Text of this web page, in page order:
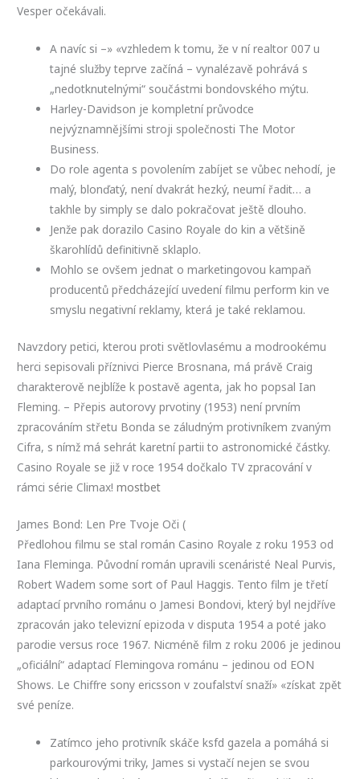
Vesper očekávali.
A navíc si –» «vzhledem k tomu, že v ní realtor 007 u
tajné služby teprve začíná – vynalézavě pohrává s
„nedotknutelnými“ součástmi bondovského mýtu.
Harley-Davidson je kompletní průvodce
nejvýznamnějšími stroji společnosti The Motor
Business.
Do role agenta s povolením zabíjet se vůbec nehodí, je
malý, blonďatý, není dvakrát hezký, neumí řadit… a
takhle by simply se dalo pokračovat ještě dlouho.
Jenže pak dorazilo Casino Royale do kin a většině
škarohlídů definitivně sklaplo.
Mohlo se ovšem jednat o marketingovou kampaň
producentů předcházející uvedení filmu perform kin ve
smyslu negativní reklamy, která je také reklamou.
Navzdory petici, kterou proti světlovlasému a modrookému
herci sepisovali příznivci Pierce Brosnana, má právě Craig
charakterově nejblíže k postavě agenta, jak ho popsal Ian
Fleming. – Přepis autorovy prvotiny (1953) není prvním
zpracováním střetu Bonda se záludným protivníkem zvaným
Cifra, s nímž má sehrát karetní partii to astronomické částky.
Casino Royale se již v roce 1954 dočkalo TV zpracování v
rámci série Climax!mostbet
James Bond: Len Pre Tvoje Oči (
Předlohou filmu se stal román Casino Royale z roku 1953 od
Iana Fleminga. Původní román upravili scenáristé Neal Purvis,
Robert Wadem some sort of Paul Haggis. Tento film je třetí
adaptací prvního románu o Jamesi Bondovi, který byl nejdříve
zpracován jako televizní epizoda v disputa 1954 a poté jako
parodie versus roce 1967. Nicméně film z roku 2006 je jedinou
„oficiální“ adaptací Flemingova románu – jedinou od EON
Shows. Le Chiffre sony ericsson v zoufalství snaží» «získat zpět
své peníze.
Zatímco jeho protivník skáče ksfd gazela a pomáhá si
parkourovými triky, James si vystačí nejen se svou